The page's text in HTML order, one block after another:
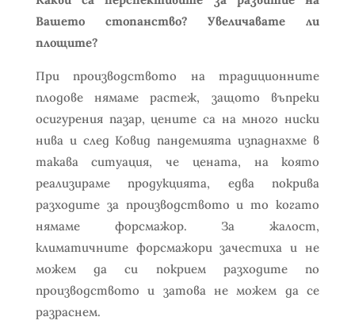
Вашето стопанство? Увеличавате ли
площите?
При производството на традиционните
плодове нямаме растеж, защото въпреки
осигурения пазар, цените са на много ниски
нива и след Ковид пандемията изпаднахме в
такава ситуация, че цената, на която
реализираме продукцията, едва покрива
разходите за производството и то когато
нямаме форсмажор. За жалост,
климатичните форсмажори зачестиха и не
можем да си покрием разходите по
производството и затова не можем да се
разраснем.